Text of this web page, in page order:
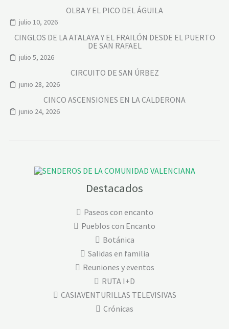
OLBA Y EL PICO DEL ÁGUILA
julio 10, 2026
CINGLOS DE LA ATALAYA Y EL FRAILÓN DESDE EL PUERTO
DE SAN RAFAEL
julio 5, 2026
CIRCUITO DE SAN ÚRBEZ
junio 28, 2026
CINCO ASCENSIONES EN LA CALDERONA
junio 24, 2026
Destacados
Paseos con encanto
Pueblos con Encanto
Botánica
Salidas en familia
Reuniones y eventos
RUTA I+D
CASIAVENTURILLAS TELEVISIVAS
Crónicas